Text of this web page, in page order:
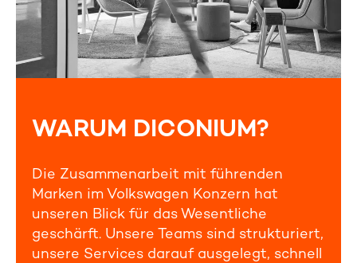
WARUM DICONIUM?
Die Zusammenarbeit mit führenden
Marken im Volkswagen Konzern hat
unseren Blick für das Wesentliche
geschärft. Unsere Teams sind strukturiert,
unsere Services darauf ausgelegt, schnell